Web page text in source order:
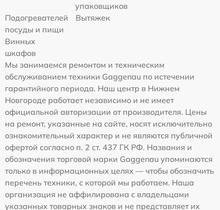
упаковщиков
Подогревателей
посуды и пищи
Вытяжек
Винных
шкафов
Мы занимаемся ремонтом и техническим
обслуживанием техники Gaggenau по истечении
гарантийного периода. Наш центр в Нижнем
Новгороде работает независимо и не имеет
официальной авторизации от производителя. Цены
на ремонт, указанные на сайте, носят исключительно
ознакомительный характер и не являются публичной
офертой согласно п. 2 ст. 437 ГК РФ. Названия и
обозначения торговой марки Gaggenau упоминаются
только в информационных целях — чтобы обозначить
перечень техники, с которой мы работаем. Наша
организация не аффилирована с владельцами
указанных товарных знаков и не представляет их